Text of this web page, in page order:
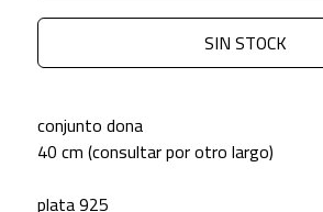
SIN STOCK
conjunto dona
40 cm (consultar por otro largo)
plata 925